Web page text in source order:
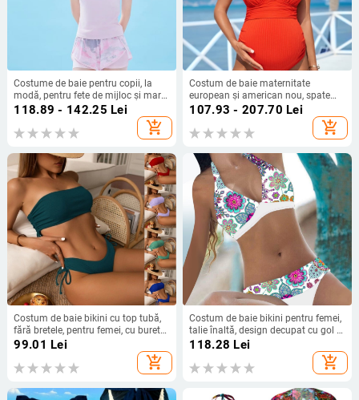
Costume de baie pentru copii, la
modă, pentru fete de mijloc și mari,
cu fustă divizată, costum de baie cu
mânecă lungă, protecție solară,
costum de baie cu desene animate
118.89 - 142.25 Lei
add_shopping_cart
Costum de baie maternitate
european și american nou, spate
fără mâneci, decolteu adânc în V,
culoare pură, aspect slăbit, lejer,
export transfrontalier, pentru femei
107.93 - 207.70 Lei
add_shopping_cart
Costum de baie bikini cu top tubă,
fără bretele, pentru femei, cu burete
în piept, 80% nailon / 20% spandex,
200 g, fără mâneci, slip stil briefs
99.01 Lei
add_shopping_cart
Costum de baie bikini pentru femei,
talie înaltă, design decupat cu gol și
spate deschis, material nylon 95%
cu căptușeală din bumbac 95%, cu
cupa pentru bust și susținere din
118.28 Lei
add_shopping_cart